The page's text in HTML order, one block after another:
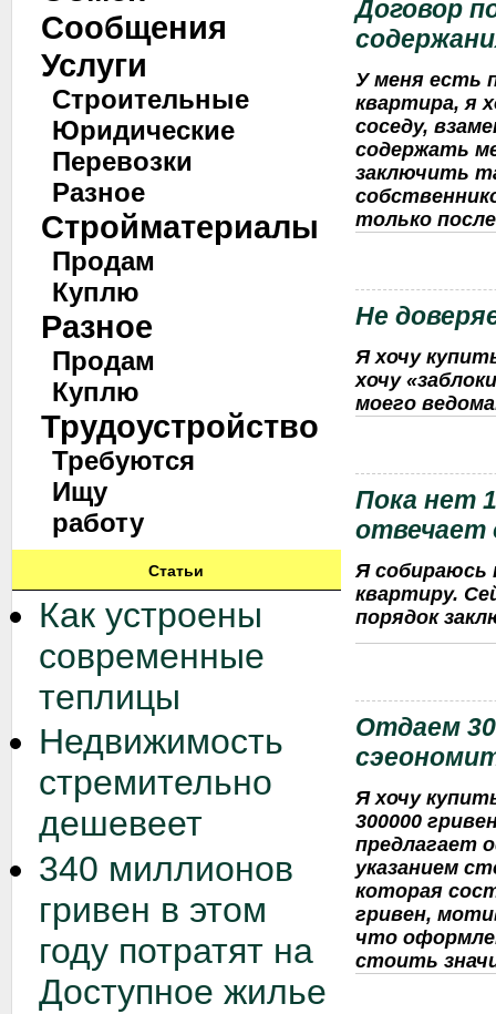
Сообщения
Услуги
Строительные
Юридические
Перевозки
Разное
Стройматериалы
Продам
Куплю
Разное
Продам
Куплю
Трудоустройство
Требуются
Ищу
работу
Статьи
Как устроены
современные
теплицы
Недвижимость
стремительно
дешевеет
340 миллионов
гривен в этом
году потратят на
Доступное жилье
Договор
У меня есть
квартира, я
соседу,
содержать
заключить
только
Не
Я хочу
хочу
моего
Пока нет
отвечает
Я собираюсь
квартиру.
порядок
Отдаем
Я хочу
300000
предлагает
указанием
которая
гривен,
что
стоить